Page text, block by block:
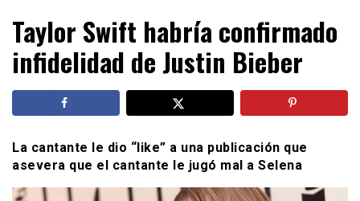
Ooops! Magazine
al tanto de las celebridades que sigues, todo a tu alcance
en un mismo lugar. Grupo Leferas™
Taylor Swift habría confirmado
infidelidad de Justin Bieber
La cantante le dio “like” a una publicación que
asevera que el cantante le jugó mal a Selena